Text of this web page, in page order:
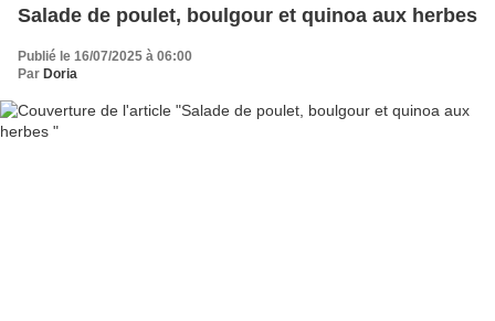
Salade de poulet, boulgour et quinoa aux herbes
Publié le 16/07/2025 à 06:00
Par Doria